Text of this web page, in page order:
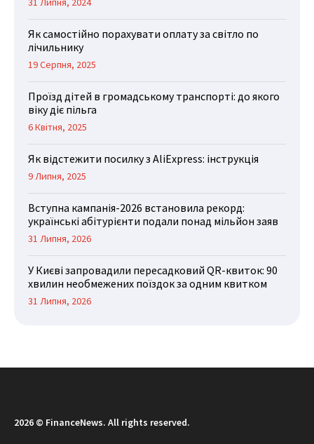
Як самостійно порахувати оплату за світло по
лічильнику
19 Серпня, 2025
Проїзд дітей в громадському транспорті: до якого
віку діє пільга
6 Квітня, 2025
Як відстежити посилку з AliExpress: інструкція
9 Липня, 2025
Вступна кампанія-2026 встановила рекорд:
українські абітурієнти подали понад мільйон заяв
31 Липня, 2026
У Києві запровадили пересадковий QR-квиток: 90
хвилин необмежених поїздок за одним квитком
31 Липня, 2026
2026 © FinanceNews. All rights reserved.